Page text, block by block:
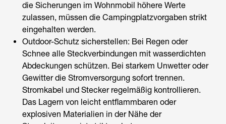
die Sicherungen im Wohnmobil höhere Werte
zulassen, müssen die Campingplatzvorgaben strikt
eingehalten werden.
Outdoor-Schutz sicherstellen: Bei Regen oder
Schnee alle Steckverbindungen mit wasserdichten
Abdeckungen schützen. Bei starkem Unwetter oder
Gewitter die Stromversorgung sofort trennen.
Stromkabel und Stecker regelmäßig kontrollieren.
Das Lagern von leicht entflammbaren oder
explosiven Materialien in der Nähe der